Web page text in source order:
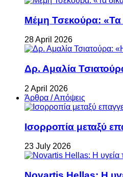
Μέμη Τσεκούρα: «Τα
28 April 2026
Δρ. Αμαλία
2 April 2026
Άρθρα / Απόψεις
Ισορροπία μεταξύ
23 July 2026